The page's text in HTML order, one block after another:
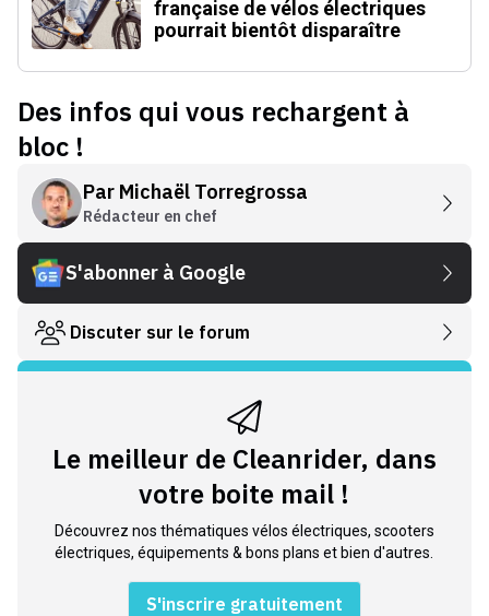
française de vélos électriques
pourrait bientôt disparaître
Des infos qui vous rechargent à
bloc !
Par Michaël Torregrossa
Rédacteur en chef
S'abonner à Google
Discuter sur le forum
Le meilleur de Cleanrider, dans
votre boite mail !
Découvrez nos thématiques vélos électriques, scooters
électriques, équipements & bons plans et bien d'autres.
S'inscrire gratuitement